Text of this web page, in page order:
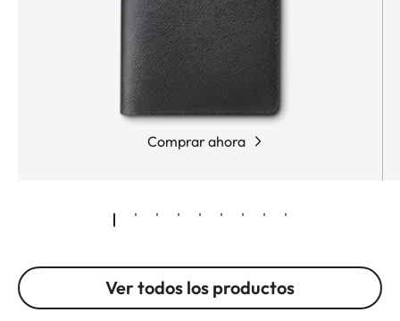
Comprar ahora
Ver todos los productos